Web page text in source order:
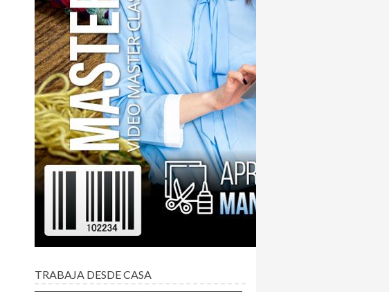
TRABAJA DESDE CASA